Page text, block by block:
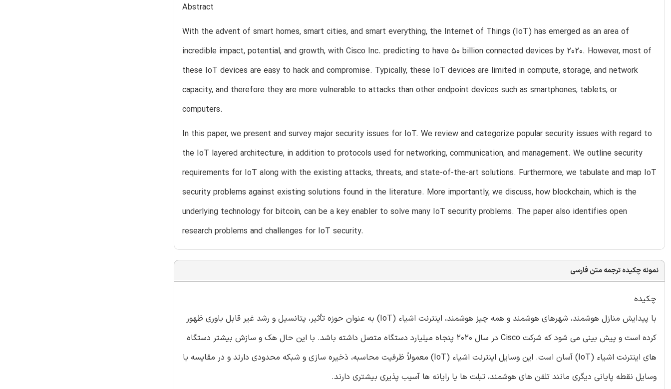
Abstract
With the advent of smart homes, smart cities, and smart everything, the Internet of Things (IoT) has emerged as an area of
incredible impact, potential, and growth, with Cisco Inc. predicting to have 50 billion connected devices by 2020. However, most of
these IoT devices are easy to hack and compromise. Typically, these IoT devices are limited in compute, storage, and network
capacity, and therefore they are more vulnerable to attacks than other endpoint devices such as smartphones, tablets, or
computers.
In this paper, we present and survey major security issues for IoT. We review and categorize popular security issues with regard to
the IoT layered architecture, in addition to protocols used for networking, communication, and management. We outline security
requirements for IoT along with the existing attacks, threats, and state-of-the-art solutions. Furthermore, we tabulate and map IoT
security problems against existing solutions found in the literature. More importantly, we discuss, how blockchain, which is the
underlying technology for bitcoin, can be a key enabler to solve many IoT security problems. The paper also identifies open
research problems and challenges for IoT security.
نمونه چکیده ترجمه متن فارسی
چکیده
با پیدایش منازل هوشمند، شهرهای هوشمند و همه چیز هوشمند، اینترنت اشیاء (IoT) به عنوان حوزه تأثیر، پتانسیل و رشد غیر قابل باوری ظهور
کرده است و پیش بینی می شود که شرکت Cisco در سال 2020 پنجاه میلیارد دستگاه متصل داشته باشد. با این حال هک و سازش بیشتر دستگاه
های اینترنت اشیاء (IoT) آسان است. این وسایل اینترنت اشیاء (IoT) معمولاً ظرفیت محاسبه، ذخیره سازی و شبکه محدودی دارند و در مقایسه با
وسایل نقطه پایانی دیگری مانند تلفن های هوشمند، تبلت ها یا رایانه ها آسیب پذیری بیشتری دارند.